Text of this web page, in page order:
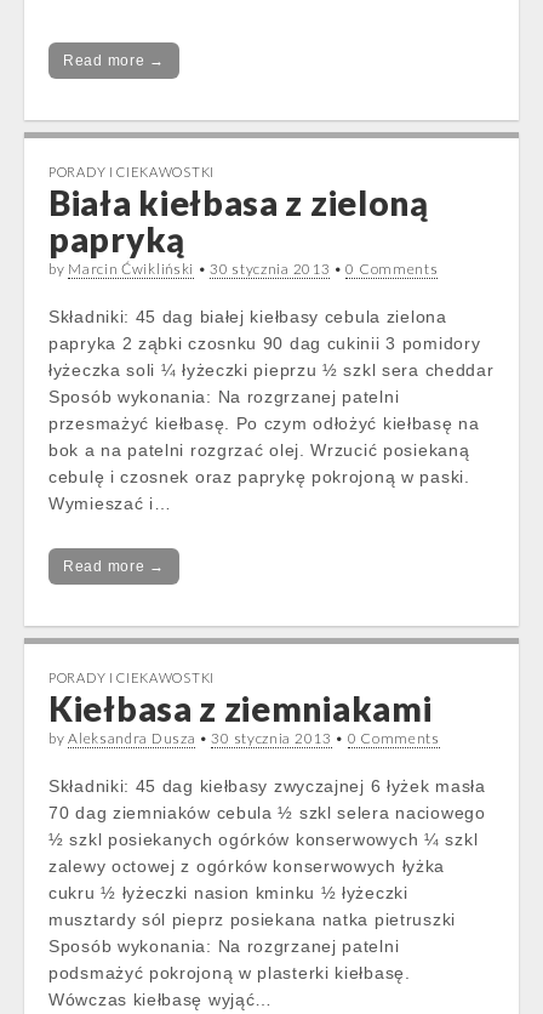
Read more →
PORADY I CIEKAWOSTKI
Biała kiełbasa z zieloną
papryką
by Marcin Ćwikliński •30 stycznia 2013 •0 Comments
Składniki: 45 dag białej kiełbasy cebula zielona
papryka 2 ząbki czosnku 90 dag cukinii 3 pomidory
łyżeczka soli ¼ łyżeczki pieprzu ½ szkl sera cheddar
Sposób wykonania: Na rozgrzanej patelni
przesmażyć kiełbasę. Po czym odłożyć kiełbasę na
bok a na patelni rozgrzać olej. Wrzucić posiekaną
cebulę i czosnek oraz paprykę pokrojoną w paski.
Wymieszać i…
Read more →
PORADY I CIEKAWOSTKI
Kiełbasa z ziemniakami
byAleksandra Dusza •30 stycznia 2013 • 0 Comments
Składniki: 45 dag kiełbasy zwyczajnej 6 łyżek masła
70 dag ziemniaków cebula ½ szkl selera naciowego
½ szkl posiekanych ogórków konserwowych ¼ szkl
zalewy octowej z ogórków konserwowych łyżka
cukru ½ łyżeczki nasion kminku ½ łyżeczki
musztardy sól pieprz posiekana natka pietruszki
Sposób wykonania: Na rozgrzanej patelni
podsmażyć pokrojoną w plasterki kiełbasę.
Wówczas kiełbasę wyjąć…